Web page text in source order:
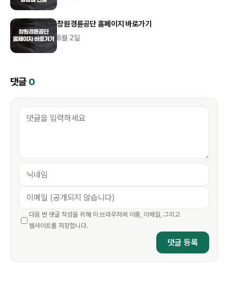
창원경륜공단 홈페이지 바로가기
8월 2일
댓글 0
다음 번 댓글 작성을 위해 이 브라우저에 이름, 이메일, 그리고
웹사이트를 저장합니다.